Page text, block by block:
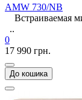
AMW 730/NB
Встраиваемая
..
0
17 990 грн.
До кошика